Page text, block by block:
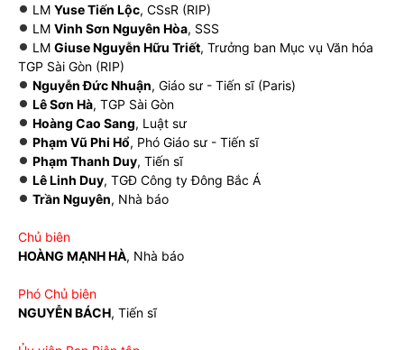
LM Yuse Tiến Lộc, CSsR (RIP)
LM Vinh Sơn Nguyên Hòa, SSS
LM Giuse Nguyễn Hữu Triết, Trưởng ban Mục vụ Văn hóa
TGP Sài Gòn (RIP)
Nguyễn Đức Nhuận, Giáo sư - Tiến sĩ (Paris)
Lê Sơn Hà, TGP Sài Gòn
Hoàng Cao Sang, Luật sư
Phạm Vũ Phi Hổ, Phó Giáo sư - Tiến sĩ
Phạm Thanh Duy, Tiến sĩ
Lê Linh Duy, TGĐ Công ty Đông Bắc Á
Trần Nguyên, Nhà báo
Chủ biên
HOÀNG MẠNH HÀ, Nhà báo
Phó Chủ biên
NGUYỄN BÁCH, Tiến sĩ